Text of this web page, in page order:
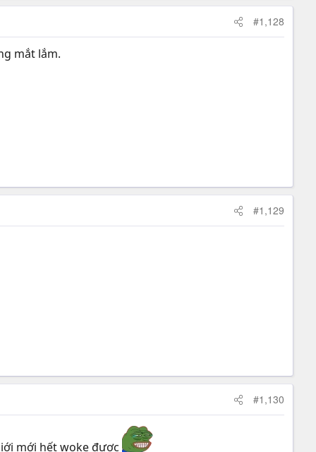
#1,128
mắt lắm.
#1,129
#1,130
mới hết woke được